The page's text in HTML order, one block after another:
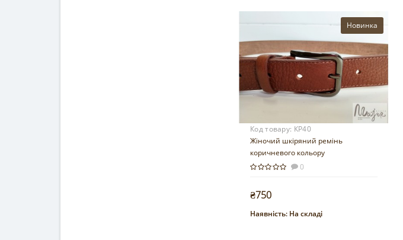
Новинка
Код товару: КР40
Жіночий шкіряний ремінь
коричневого кольору
0
₴750
Купити
Наявність: На складі